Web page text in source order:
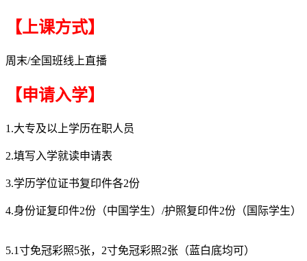
【上课方式】
周末/全国班线上直播
【申请入学】
1.大专及以上学历在职人员
2.填写入学就读申请表
3.学历学位证书复印件各2份
4.身份证复印件2份（中国学生）/护照复印件2份（国际学生）
5.1寸免冠彩照5张，2寸免冠彩照2张（蓝白底均可）